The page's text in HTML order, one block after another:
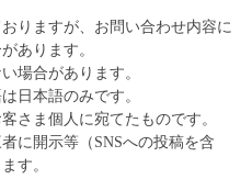
りますが、お問い合わせ内容に
あります。
場合があります。
日本語のみです。
さま個人に宛てたものです。
に開示等（SNSへの投稿を含
す。